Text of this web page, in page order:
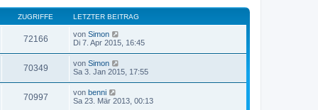
ZUGRIFFE LETZTER BEITRAG
72166 von Simon
Di 7. Apr 2015, 16:45
70349 von Simon
Sa 3. Jan 2015, 17:55
70997 von benni
Sa 23. Mär 2013, 00:13